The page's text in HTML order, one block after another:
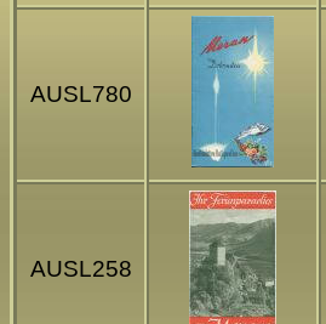
AUSL780
AUSL258